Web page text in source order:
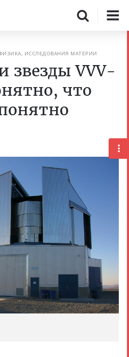
ИССЛЕДОВАНИЯ МАТЕРИИ
звезды VVV-
что